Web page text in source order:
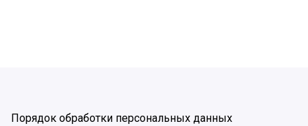
Порядок обработки персональных данных